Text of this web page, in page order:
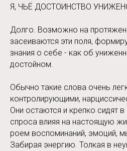
Я, ЧЬЁ ДОСТОИНСТВО
Долго. Возможно на
засеиваются эти поля,
знания о себе - как об
достойном.
Обычно такие слова очень
контролирующими,
Они остаются и крепко сидят
спроса влияя на настоящую
роем воспоминаний, эмоций,
Забирая энергию. Толкая в